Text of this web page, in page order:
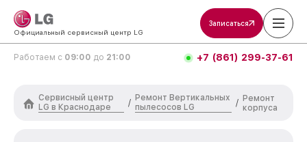
Официальный сервисный центр LG
Записаться
Работаем с 09:00 до 21:00 +7 (861) 299-37-61
Сервисный центр
LG в Краснодаре
/
Ремонт Вертикальных
пылесосов LG
/ Ремонт
корпуса